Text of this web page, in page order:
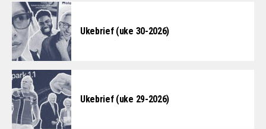
Ukebrief (uke 30-2026)
Ukebrief (uke 29-2026)